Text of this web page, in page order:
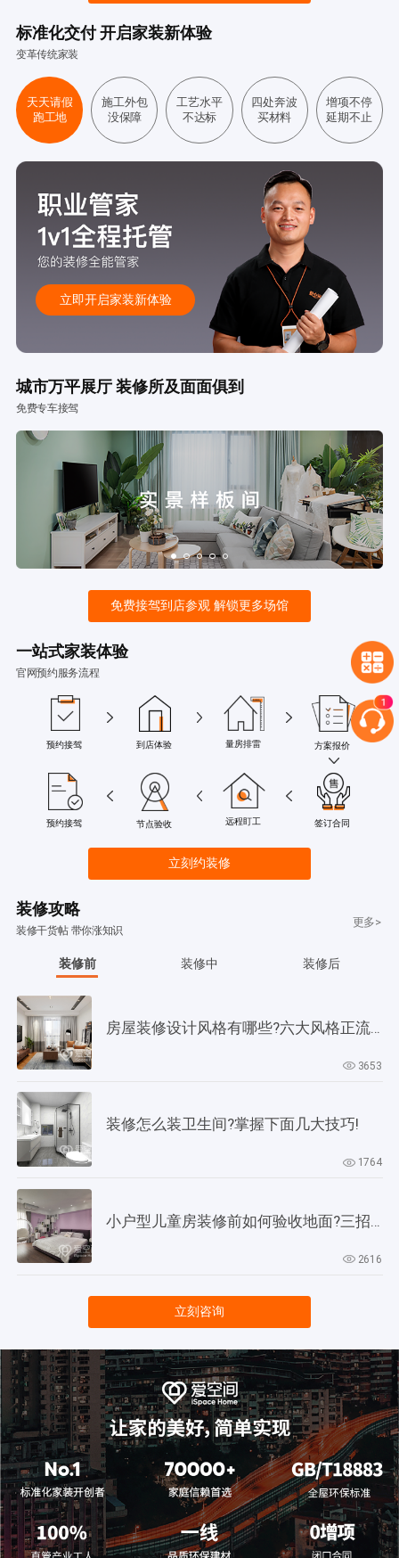
标准化交付 开启家装新体验
变革传统家装
天天请假
跑工地
施工外包
没保障
工艺水平
不达标
四处奔波
买材料
增项不停
延期不止
立即开启家装新体验
城市万平展厅 装修所及面面俱到
免费专车接驾
免费接驾到店参观 解锁更多场馆
一站式家装体验
官网预约服务流程
预约接驾 到店体验 量房排雷 方案报价
预约接驾 节点验收 远程盯工 签订合同
立刻约装修
装修攻略
装修干货帖 带你涨知识
更多>
装修前 装修中 装修后
房屋装修设计风格有哪些?六大风格正流行!
3653
装修怎么装卫生间?掌握下面几大技巧!
1764
2616
立刻咨询